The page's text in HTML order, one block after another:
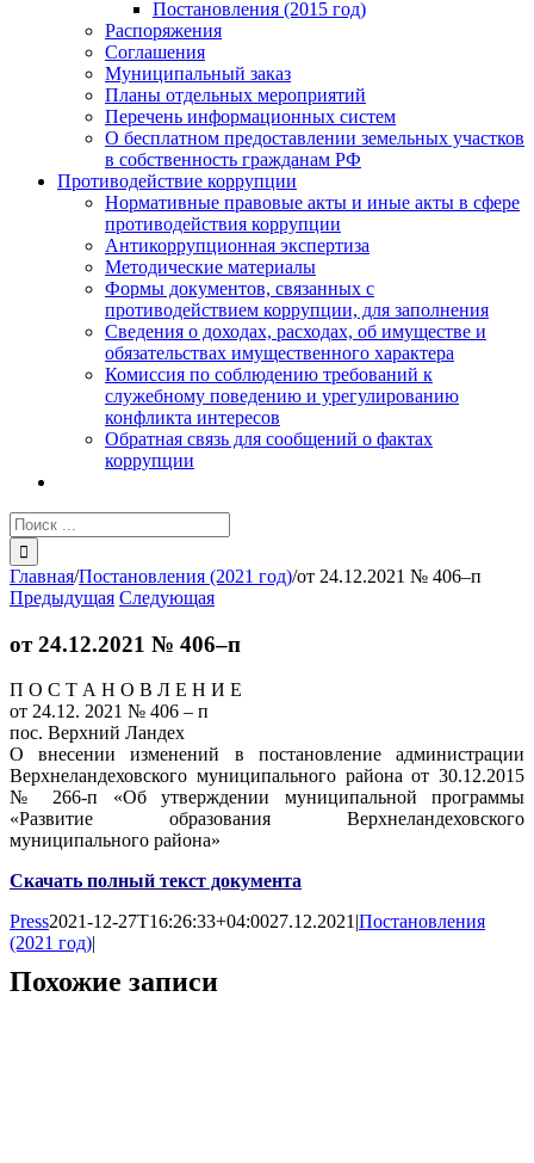
Постановления (2015 год)
Распоряжения
Соглашения
Муниципальный заказ
Планы отдельных мероприятий
Перечень информационных систем
О бесплатном предоставлении земельных участков
в собственность гражданам РФ
Противодействие коррупции
Нормативные правовые акты и иные акты в сфере
противодействия коррупции
Антикоррупционная экспертиза
Методические материалы
Формы документов, связанных с
противодействием коррупции, для заполнения
Сведения о доходах, расходах, об имуществе и
обязательствах имущественного характера
Комиссия по соблюдению требований к
служебному поведению и урегулированию
конфликта интересов
Обратная связь для сообщений о фактах
коррупции
Результат
поиска:
Главная/Постановления (2021 год)/от 24.12.2021 № 406–п
Предыдущая Следующая
от 24.12.2021 № 406–п
П О С Т А Н О В Л Е Н И Е
от 24.12. 2021 № 406 – п
пос. Верхний Ландех
О внесении изменений в постановление администрации
Верхнеландеховского муниципального района от 30.12.2015
№ 266-п «Об утверждении муниципальной программы
«Развитие образования Верхнеландеховского
муниципального района»
Скачать полный текст документа
Press2021-12-27T16:26:33+04:0027.12.2021|Постановления
(2021 год)|
Похожие записи